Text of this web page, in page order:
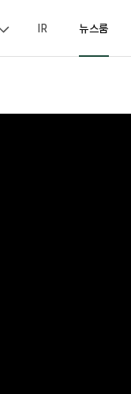
IR 뉴스룸